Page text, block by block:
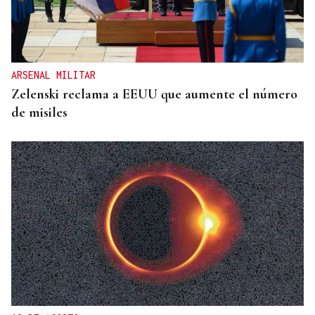
ARSENAL MILITAR
Zelenski reclama a EEUU que aumente el número
de misiles